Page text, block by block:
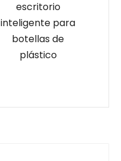
botellas planas y
botellas
cuadradas para
productos de